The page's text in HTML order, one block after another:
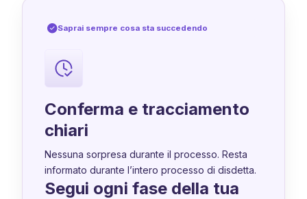
Saprai sempre cosa sta succedendo
Conferma e tracciamento
chiari
Nessuna sorpresa durante il processo. Resta
informato durante l’intero processo di disdetta.
Segui ogni fase della tua